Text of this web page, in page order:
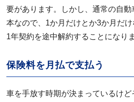
要があります。しかし、通常の自
本なので、1か月だけとか3か月だけ
1年契約を途中解約することになり
保険料を月払で支払う
車を手放す時期が決まっているけ